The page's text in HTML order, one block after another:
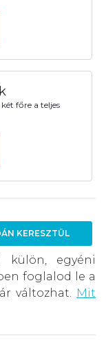
főre a teljes
KERESZTÜL
külön, egyéni
foglalod le a
változhat. Mit